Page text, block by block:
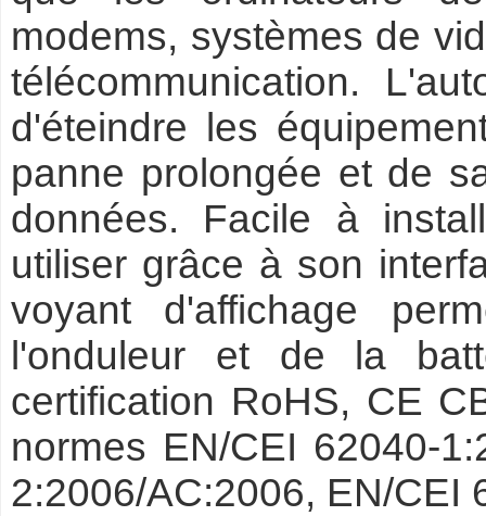
modems, systèmes de
télécommunication.
d'éteindre les
panne prolongée et de
données. Facile à
utiliser grâce à son
voyant d'affichage
l'onduleur et de la
certification RoHS, CE
normes EN/CEI 62040-
2:2006/AC:2006, EN/CEI